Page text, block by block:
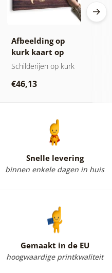
Afbeelding op
kurk kaart op
hout
Schilderijen op kurk
€46,13
Snelle levering
binnen enkele dagen in huis
Gemaakt in de EU
hoogwaardige printkwaliteit